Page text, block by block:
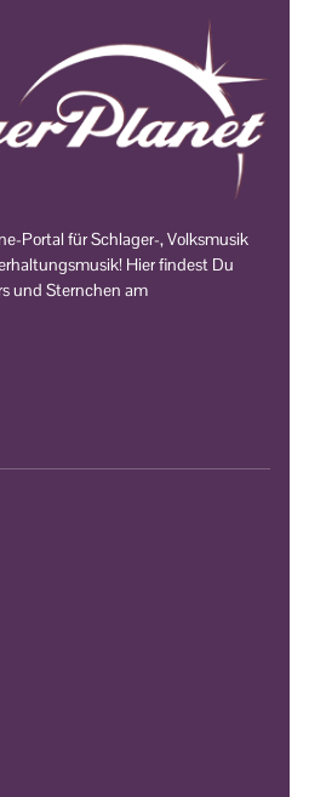
Portal für Schlager-, Volksmusik
Hier findest Du
und Sternchen am